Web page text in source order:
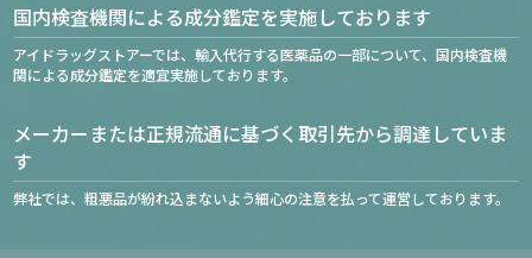
国内検査機関による成分鑑定を実施しております
アイドラッグストアーでは、輸入代行する医薬品の一部について、国内検査機
関による成分鑑定を適宜実施しております。
メーカーまたは正規流通に基づく取引先から調達していま
す
弊社では、粗悪品が紛れ込まないよう細心の注意を払って運営しております。